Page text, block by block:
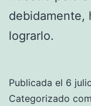
debidamente,
lograrlo.
Publicada el 6
Categorizado